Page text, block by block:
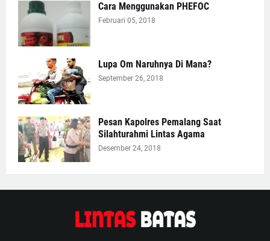
Cara Menggunakan PHEFOC
Februari 05, 2018
Lupa Om Naruhnya Di Mana?
September 26, 2018
Pesan Kapolres Pemalang Saat
Silahturahmi Lintas Agama
Desember 24, 2018